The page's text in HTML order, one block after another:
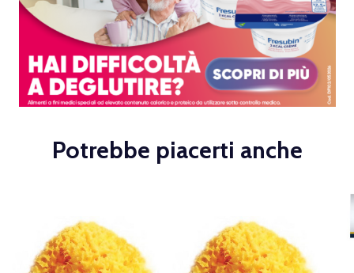
Potrebbe piacerti anche